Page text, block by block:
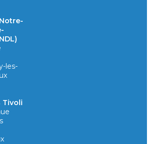
les-
Tivoli